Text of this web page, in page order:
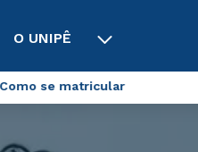
O UNIPÊ
Como se matricular